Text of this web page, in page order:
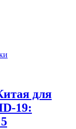
для
19: